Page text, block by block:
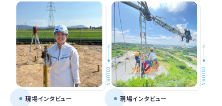
COLUMN
現場インタビュー
COLUMN
現場インタビュー